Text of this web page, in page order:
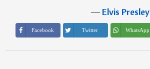
―Elvis Presley
Facebook Twitter WhatsApp